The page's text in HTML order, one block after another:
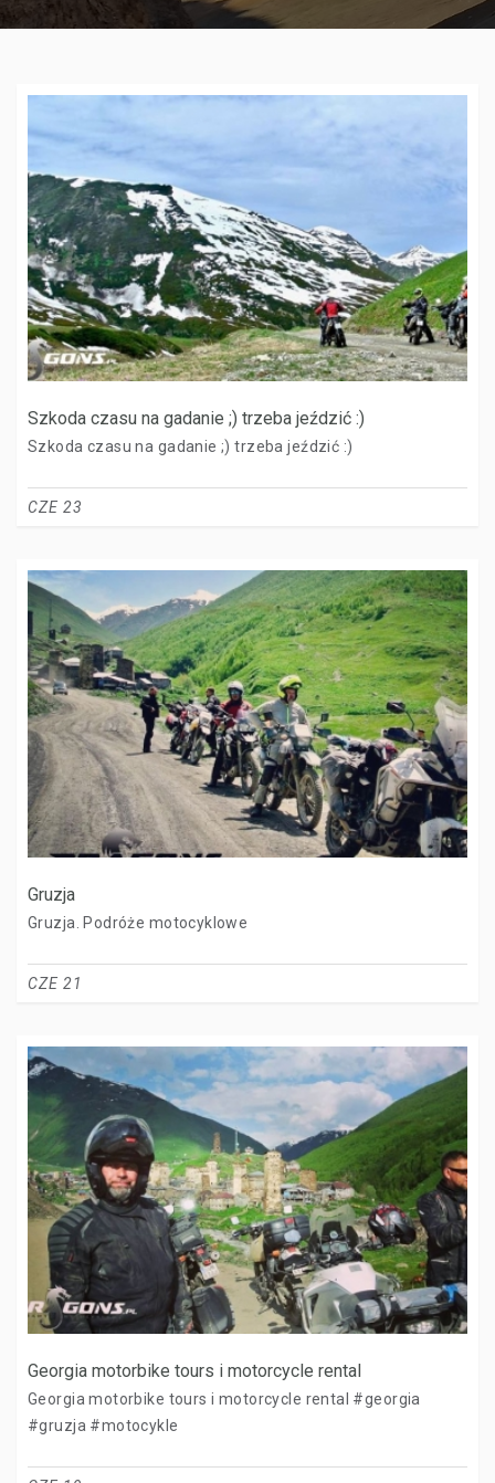
Szkoda czasu na gadanie ;) trzeba jeździć :)
Szkoda czasu na gadanie ;) trzeba jeździć :)
CZE 23
Gruzja
Gruzja. Podróże motocyklowe
CZE 21
Georgia motorbike tours i motorcycle rental
Georgia motorbike tours i motorcycle rental #georgia
#gruzja #motocykle